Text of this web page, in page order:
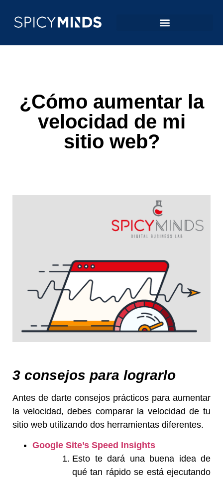
¿Cómo aumentar la
velocidad de mi
sitio web?
3 consejos para lograrlo
Antes de darte consejos prácticos para aumentar
la velocidad, debes comparar la velocidad de tu
sitio web utilizando dos herramientas diferentes.
Google Site’s Speed Insights
Esto te dará una buena idea de
qué tan rápido se está ejecutando